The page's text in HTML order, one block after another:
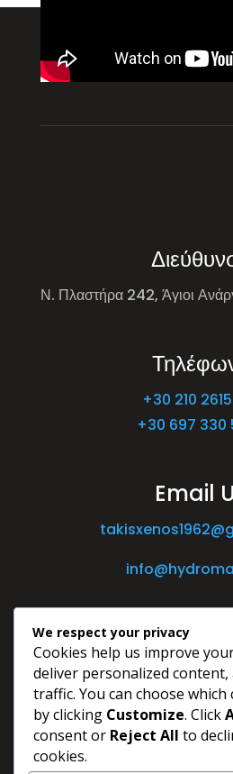
Ν. Πλαστήρα 242, Άγιοι
+30 210
+30 697 330
Email
We respect your privacy
Cookies help us improve
deliver personalized content,
traffic. You can choose
by clicking Customize. Click
consent or Reject All to
cookies.